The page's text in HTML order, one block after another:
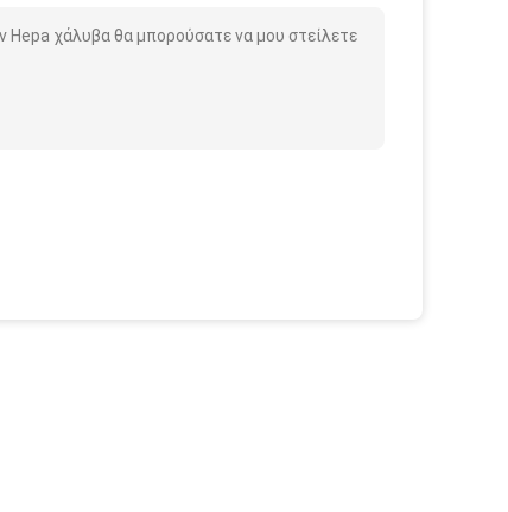
χάλυβα θα μπορούσατε να μου στείλετε